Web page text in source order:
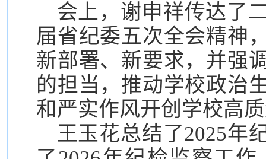
会上，谢申祥传达了
届省纪委五次全会精神
新部署、新要求，并强
的担当，推动学校政治
和严实作风开创学校高
王玉花总结了2025年